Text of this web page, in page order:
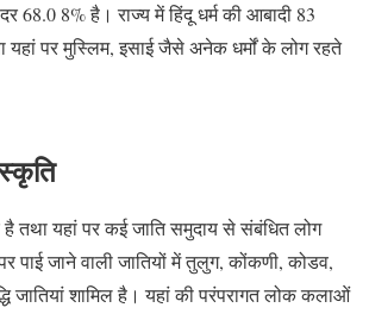
68.0 8% है। राज्य में हिंदू धर्म की आबादी 83
पर मुस्लिम, इसाई जैसे अनेक धर्मों के लोग रहते
है तथा यहां पर कई जाति समुदाय से संबंधित लोग
पाई जाने वाली जातियों में तुलुग, कोंकणी, कोडव,
जातियां शामिल है। यहां की परंपरागत लोक कलाओं